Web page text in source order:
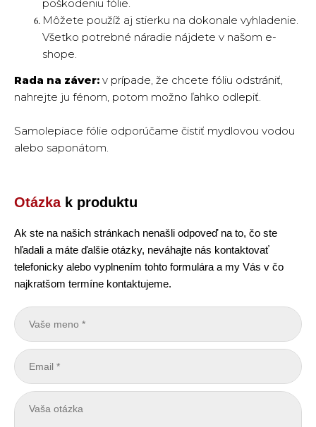
poškodeniu fólie.
Môžete použíž aj stierku na dokonale vyhladenie.
Všetko potrebné náradie nájdete v našom e-
shope.
Rada na záver: v prípade, že chcete fóliu odstrániť,
nahrejte ju fénom, potom možno ľahko odlepiť.
Samolepiace fólie odporúčame čistiť mydlovou vodou
alebo saponátom.
Otázkak produktu
Ak ste na našich stránkach nenašli odpoveď na to, čo ste
hľadali a máte ďalšie otázky, neváhajte nás kontaktovať
telefonicky alebo vyplnením tohto formulára a my Vás v čo
najkratšom termíne kontaktujeme.